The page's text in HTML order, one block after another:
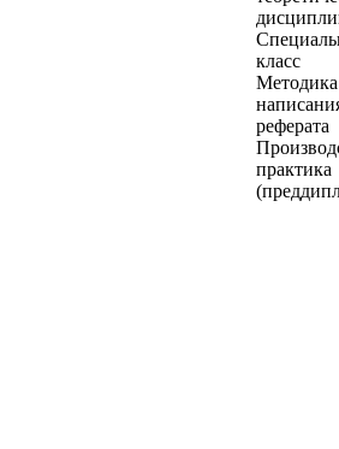
класс
Методика
реферата
практика